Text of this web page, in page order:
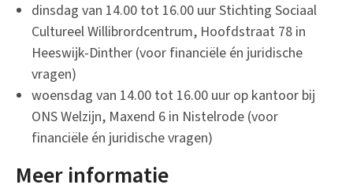
dinsdag van 14.00 tot 16.00 uur Stichting Sociaal
Cultureel Willibrordcentrum, Hoofdstraat 78 in
Heeswijk-Dinther (voor financiële én juridische
vragen)
woensdag van 14.00 tot 16.00 uur op kantoor bij
ONS Welzijn, Maxend 6 in Nistelrode (voor
financiële én juridische vragen)
Meer informatie